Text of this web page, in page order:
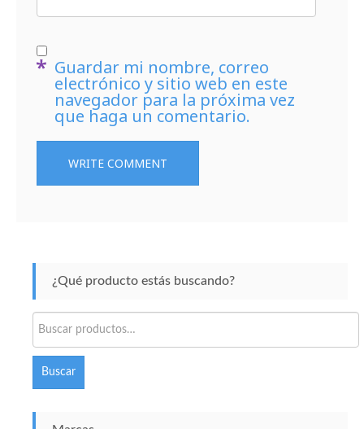
Guardar mi nombre, correo
electrónico y sitio web en este
navegador para la próxima vez
que haga un comentario.
¿Qué producto estás buscando?
por:
Buscar